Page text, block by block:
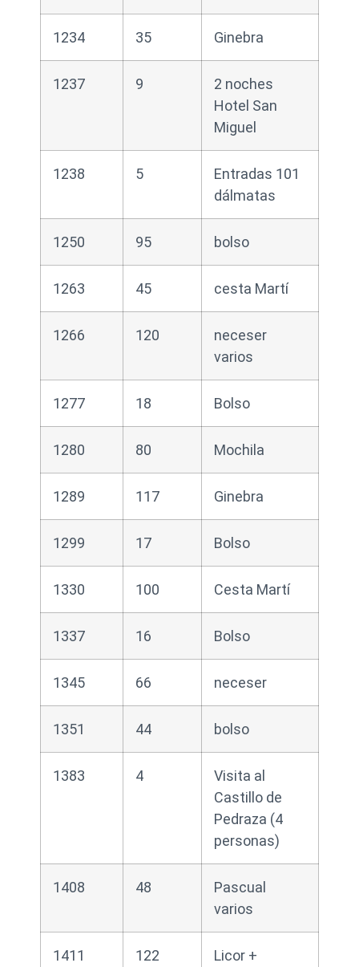
1234 35 Ginebra
1237 9
2 noches
Hotel San
Miguel
1238 5
Entradas 101
dálmatas
1250 95 bolso
1263 45 cesta Martí
1266 120
neceser
varios
1277 18 Bolso
1280 80 Mochila
1289 117 Ginebra
1299 17 Bolso
1330 100 Cesta Martí
1337 16 Bolso
1345 66 neceser
1351 44 bolso
1383 4
Visita al
Castillo de
Pedraza (4
personas)
1408 48
Pascual
varios
1411 122
Licor +